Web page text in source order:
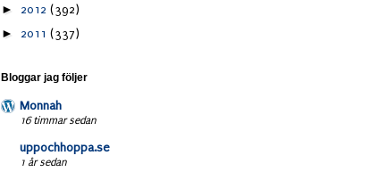
► 2012 (392)
► 2011 (337)
Bloggar jag följer
Monnah
16 timmar sedan
uppochhoppa.se
1 år sedan